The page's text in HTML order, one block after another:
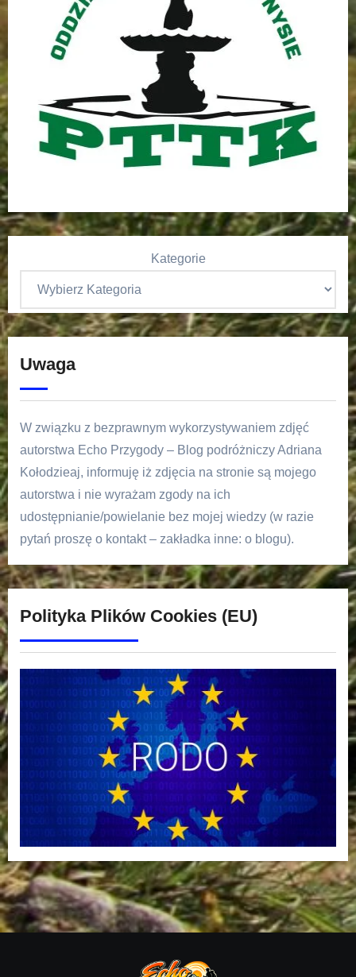
Kategorie
Uwaga
W związku z bezprawnym wykorzystywaniem zdjęć
autorstwa Echo Przygody – Blog podróżniczy Adriana
Kołodzieaj, informuję iż zdjęcia na stronie są mojego
autorstwa i nie wyrażam zgody na ich
udostępnianie/powielanie bez mojej wiedzy (w razie
pytań proszę o kontakt – zakładka inne: o blogu).
Polityka Plików Cookies (EU)